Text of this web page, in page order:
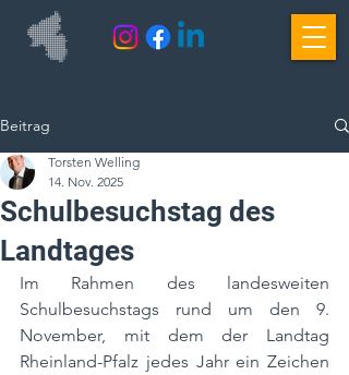
Beitrag
Schulbesuchstag des
Landtages
Torsten Welling
14. Nov. 2025
Im Rahmen des landesweiten
Schulbesuchstags rund um den 9.
November, mit dem der Landtag
Rheinland-Pfalz jedes Jahr ein Zeichen